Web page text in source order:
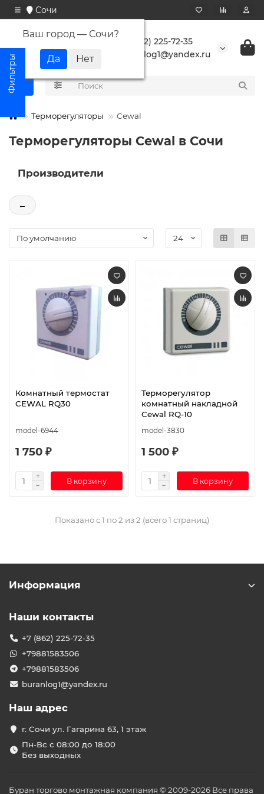
Сочи
Ваш город — Сочи?
+7 (862) 225-72-35
buranlog1@yandex.ru
Терморегуляторы Cewal
Терморегуляторы Cewal в Сочи
Производители
←
Комнатный термостат
CEWAL RQ30
model-6944
1 750 ₽
В корзину
Терморегулятор
комнатный накладной
Cewal RQ-10
model-3830
1 500 ₽
В корзину
Показано с 1 по 2 из 2 (всего 1 страниц)
Информация
Наши контакты
+7 (862) 225-72-35
+79881583506
+79881583506
buranlog1@yandex.ru
Наш адрес
г. Сочи ул. Гагарина 63, 1 этаж
Пн-Вс с 08:00 до 18:00
Без выходных
Буран торгово монтажная компания © 2009-2026 Все права